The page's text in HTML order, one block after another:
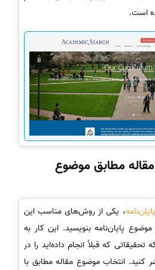
است.
مطابق موضوع
، یکی از روش‌های مناسب این
پایان‌نامه بنویسید. این کار به
که قبلاً انجام داده‌اید را در
کنید. انتخاب موضوع مقاله مطابق با